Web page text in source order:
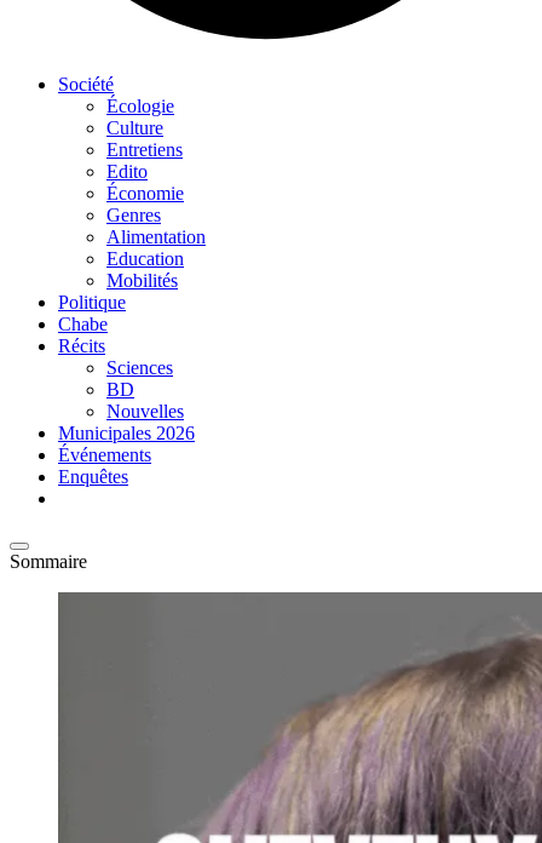
Société
Écologie
Culture
Entretiens
Edito
Économie
Genres
Alimentation
Education
Mobilités
Politique
Chabe
Récits
Sciences
BD
Nouvelles
Municipales 2026
Événements
Enquêtes
Sommaire